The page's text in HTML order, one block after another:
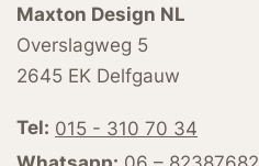
Maxton Design NL
Overslagweg 5
2645 EK Delfgauw
Tel: 015 - 310 70 34